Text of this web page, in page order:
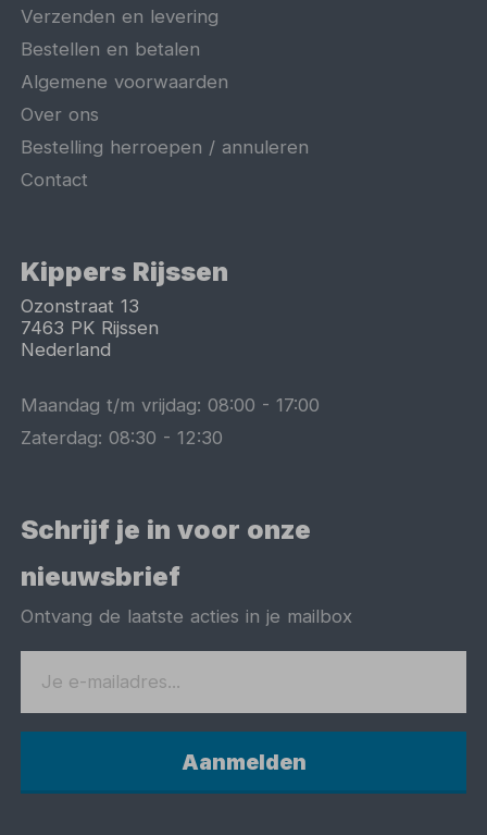
Verzenden en levering
Bestellen en betalen
Algemene voorwaarden
Over ons
Bestelling herroepen / annuleren
Contact
Kippers Rijssen
Ozonstraat 13
7463 PK Rijssen
Nederland
Maandag t/m vrijdag:08:00 -17:00
Zaterdag:08:30 -12:30
Schrijf je in voor onze
nieuwsbrief
Ontvang de laatste acties in je mailbox
Aanmelden